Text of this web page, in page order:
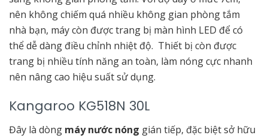
nên không chiếm quá nhiều không gian phòng tắm
nhà bạn, máy còn được trang bị màn hình LED để có
thể dễ dàng điều chỉnh nhiệt độ. Thiết bị còn được
trang bị nhiều tính năng an toàn, làm nóng cực nhanh
nên nâng cao hiệu suất sử dụng.
Kangaroo KG518N 30L
Đây là dòng máy nước nóng gián tiếp, đặc biệt sở hữu